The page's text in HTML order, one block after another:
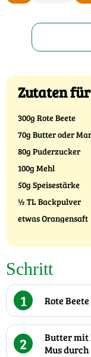
Zutaten
300g Rote Beete
70g Butter oder
80g Puderzucker
100g Mehl
50g Speisestärke
½ TL Backpulver
etwas Orangensaft
Schritt
1
Rote
2
Butter mit
Mus